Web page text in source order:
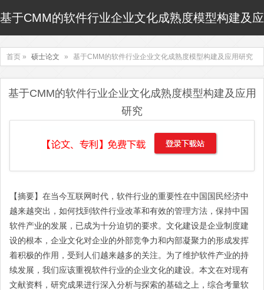
基于CMM的软件行业企业文化成熟度模型构建及
首页 » 硕士论文 » 基于CMM的软件行业企业文化成熟度模型构建及应用研究
基于CMM的软件行业企业文化成熟度模型构建及应用
研究
【摘要】在当今互联网时代，软件行业的重要性在中国国民经济中
越来越突出，如何找到软件行业改革和有效的管理方法，保持中国
软件产业的发展，已成为十分迫切的要求。文化建设是企业制度建
设的根本，企业文化对企业的外部竞争力和内部凝聚力的形成发挥
着积极的作用，受到人们越来越多的关注。为了维护软件产业的持
续发展，我们应该重视软件行业的企业文化的建设。本文在对现有
文献资料，研究成果进行深入分析与探索的基础之上，综合考量软